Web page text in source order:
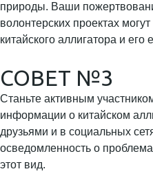
природы. Ваши
волонтерских проектах
китайского аллигатора и
СОВЕТ №3
Станьте активным
информации о китайском
друзьями и в социальных
осведомленность о
этот вид.